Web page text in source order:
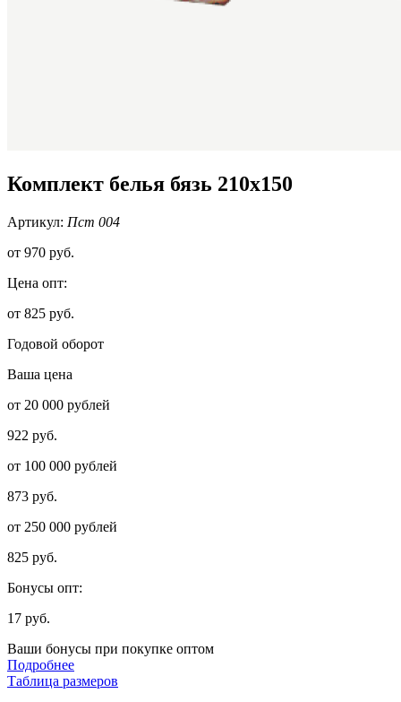
Комплект белья бязь 210х150
Артикул: Пст 004
от 970 руб.
Цена опт:
от 825 руб.
Годовой оборот
Ваша цена
от 20 000 рублей
922 руб.
от 100 000 рублей
873 руб.
от 250 000 рублей
825 руб.
Бонусы опт:
17 руб.
Ваши бонусы при покупке оптом
Подробнее
Таблица размеров